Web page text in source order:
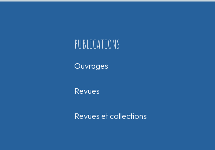
PUBLICATIONS
Ouvrages
Revues
Revues et collections